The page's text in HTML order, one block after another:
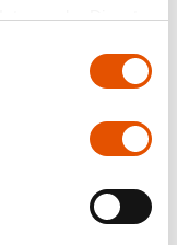
der Dienste